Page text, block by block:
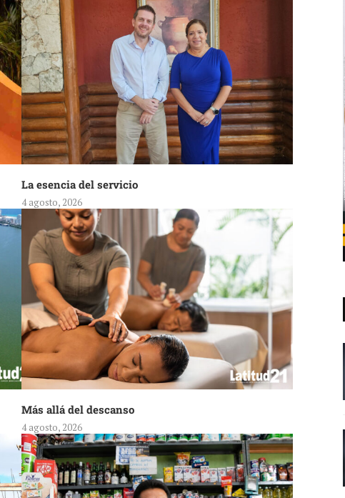
La esencia del servicio
4 agosto, 2026
Más allá del descanso
4 agosto, 2026